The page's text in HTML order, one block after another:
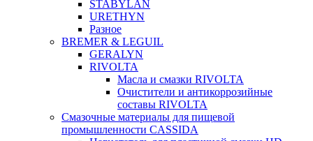
STABYLAN
URETHYN
Разное
BREMER & LEGUIL
GERALYN
RIVOLTA
Масла и смазки RIVOLTA
Очистители и антикоррозийные
составы RIVOLTA
Смазочные материалы для пищевой
промышленности CASSIDA